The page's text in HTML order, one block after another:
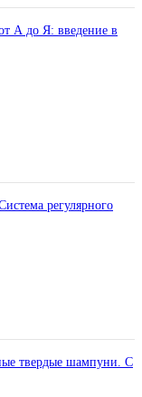
А до Я: введение в
регулярного
твердые шампуни. С